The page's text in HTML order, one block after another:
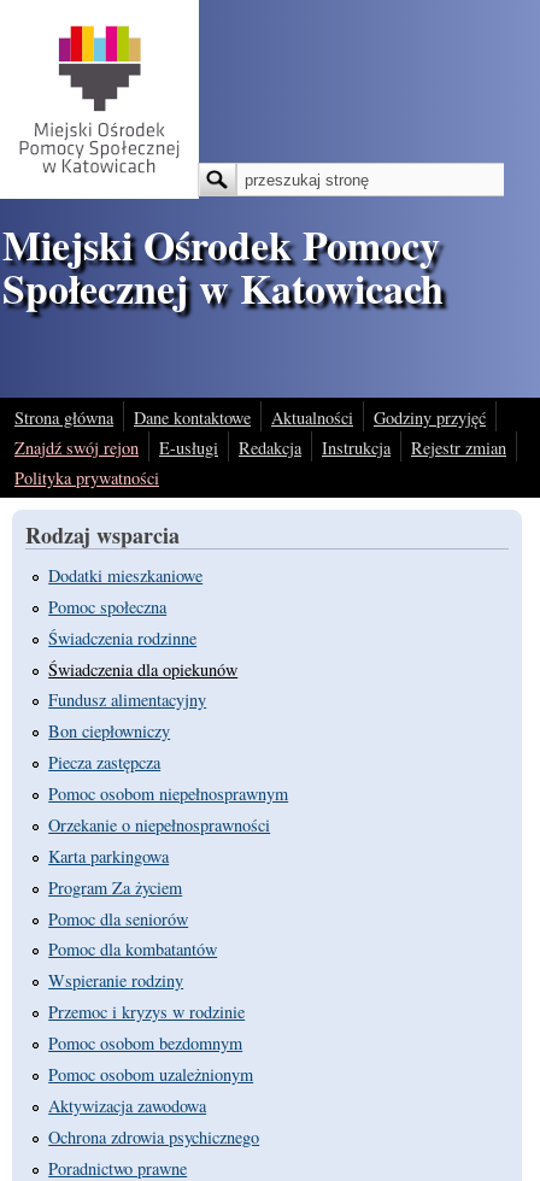
Miejski Ośrodek Pomocy
Społecznej w Katowicach
Formularz wyszukiwania
Szukaj
Strona główna Dane kontaktowe Aktualności
Godziny przyjęć
Znajdź swój rejon
E-usługi Redakcja Instrukcja
Rejestr zmian
Polityka prywatności
Rodzaj wsparcia
Dodatki mieszkaniowe
Pomoc społeczna
Świadczenia rodzinne
Świadczenia dla opiekunów
Fundusz alimentacyjny
Bon ciepłowniczy
Piecza zastępcza
Pomoc osobom niepełnosprawnym
Orzekanie o niepełnosprawności
Karta parkingowa
Program Za życiem
Pomoc dla seniorów
Pomoc dla kombatantów
Wspieranie rodziny
Przemoc i kryzys w rodzinie
Pomoc osobom bezdomnym
Pomoc osobom uzależnionym
Aktywizacja zawodowa
Ochrona zdrowia psychicznego
Poradnictwo prawne